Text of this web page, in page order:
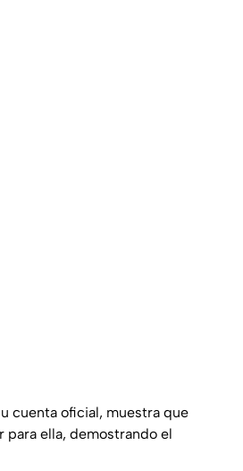
cuenta oficial, muestra que
ella, demostrando el